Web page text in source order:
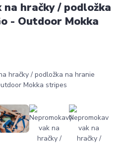
na hračky / podložka
- Outdoor Mokka